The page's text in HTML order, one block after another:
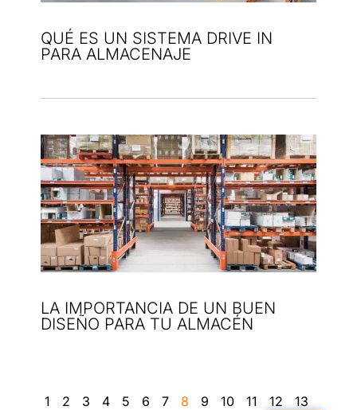
QUÉ ES UN SISTEMA DRIVE IN
PARA ALMACENAJE
LA IMPORTANCIA DE UN BUEN
DISEÑO PARA TU ALMACÉN
1 2 3 4 5 6 7 8 9 10 11 12
13